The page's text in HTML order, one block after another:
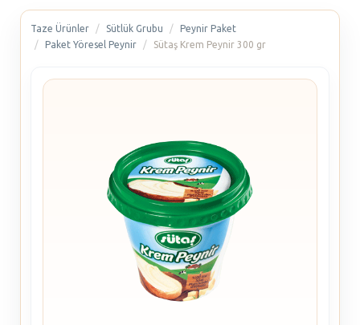
Taze Ürünler Sütlük Grubu
Peynir Paket
Paket Yöresel Peynir
Sütaş Krem Peynir 300 gr